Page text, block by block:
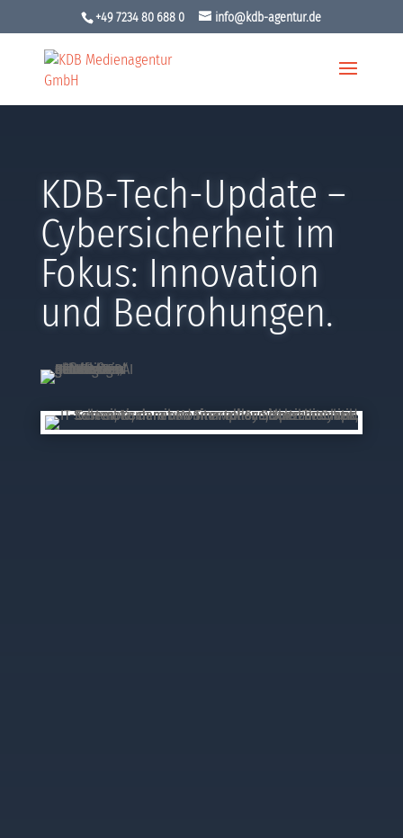
+49 7234 80 688 0 info@kdb-agentur.de
KDB-Tech-Update –
Cybersicherheit im
Fokus: Innovation
und Bedrohungen.